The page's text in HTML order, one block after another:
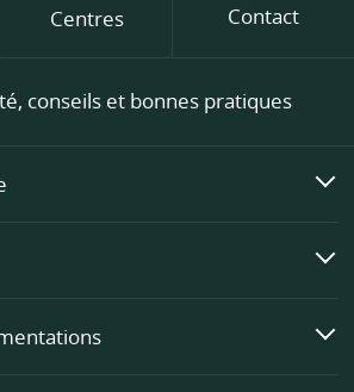
Centres Contact
conseils et bonnes pratiques